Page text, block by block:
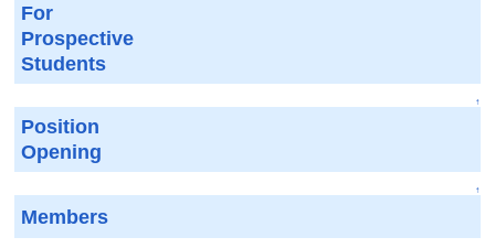
For
Prospective
Students
↑
Position
Opening
↑
Members